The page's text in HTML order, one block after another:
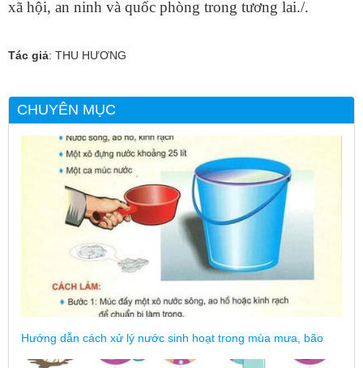
xã hội, an ninh và quốc phòng trong tương lai./.
Tác giả: THU HƯƠNG
CHUYÊN MỤC
Hướng dẫn cách xử lý nước sinh hoạt trong mùa mưa, bão